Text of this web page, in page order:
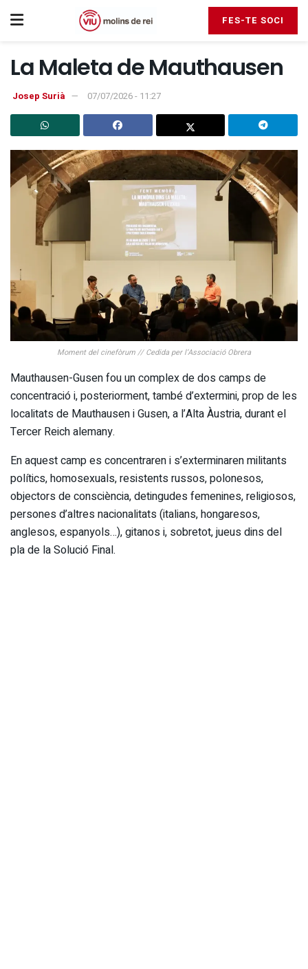
FES-TE SOCI
La Maleta de Mauthausen
Josep Surià 07/07/2026 - 11:27
Moment del cinefòrum // Cedida per l’Associació Obrera
Mauthausen-Gusen fou un complex de dos camps de
concentració i, posteriorment, també d’extermini, prop de les
localitats de Mauthausen i Gusen, a l’Alta Àustria, durant el
Tercer Reich alemany.
En aquest camp es concentraren i s’exterminaren militants
polítics, homosexuals, resistents russos, polonesos,
objectors de consciència, detingudes femenines, religiosos,
persones d’altres nacionalitats (italians, hongaresos,
anglesos, espanyols…), gitanos i, sobretot, jueus dins del
pla de la Solució Final.